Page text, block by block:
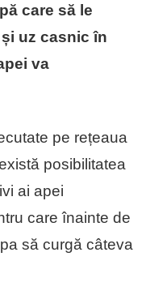
care să le
uz casnic în
va
pe rețeaua
posibilitatea
ai apei
care înainte de
să curgă câteva